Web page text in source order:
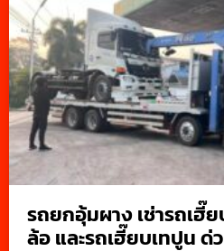
รถยกอุ้มผาง เช่ารถเฮี๊
ล้อ และรถเฮี๊ยบเทปูน ด่